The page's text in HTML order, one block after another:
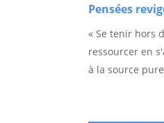
Pensées
« Se tenir hors
ressourcer en
à la source